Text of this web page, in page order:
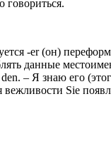
говориться.
-er (он)
данные
– Я знаю его
Sie